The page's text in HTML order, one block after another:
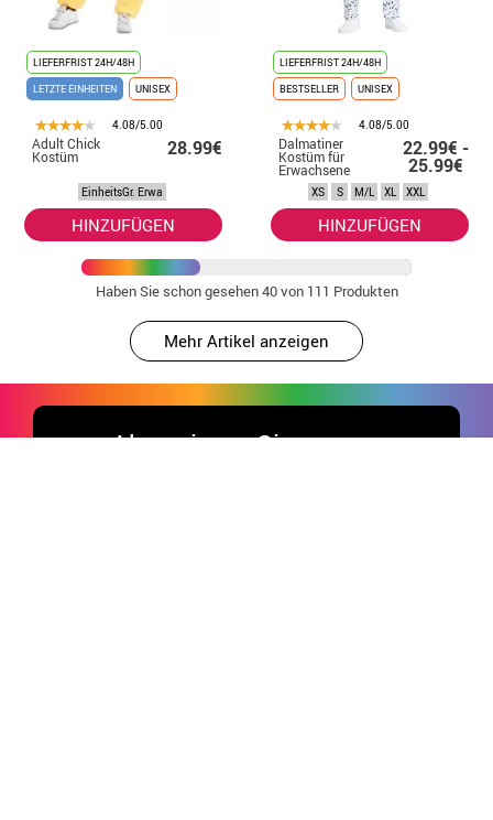
LIEFERFRIST 24H/48H
LETZTE EINHEITEN
UNISEX
4.08/5.00
Adult Chick
Kostüm 28.99€
EinheitsGr. Erwa
HINZUFÜGEN
LIEFERFRIST 24H/48H
BESTSELLER
UNISEX
4.08/5.00
Dalmatiner
Kostüm für
Erwachsene
22.99€ -
25.99€
XS S M/L XL XXL
HINZUFÜGEN
Haben Sie schon gesehen40von 111 Produkten
Mehr Artikel anzeigen
Abonnieren Sie unsere